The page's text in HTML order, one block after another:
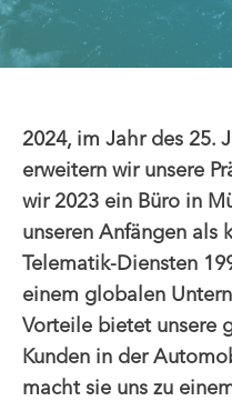
2024, im Jahr des 25.
erweitern wir unsere
wir 2023 ein Büro in
unseren Anfängen als
Telematik-Diensten
einem globalen
Vorteile bietet unsere
Kunden in der
macht sie uns zu